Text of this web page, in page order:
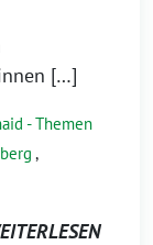
[…]
- Themen
,